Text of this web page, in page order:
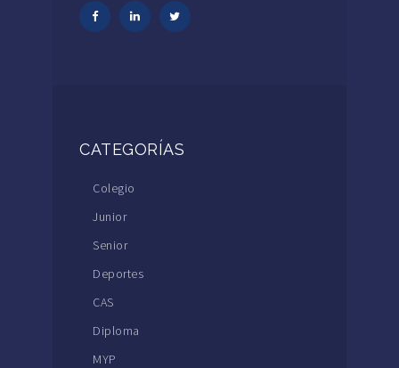
CATEGORÍAS
Colegio
Junior
Senior
Deportes
CAS
Diploma
MYP